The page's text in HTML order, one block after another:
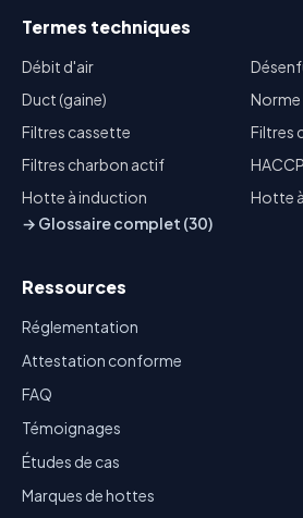
Termes techniques
Débit d'air
Duct (gaine)
Norme
Filtres cassette
Filtres
Filtres charbon actif
HACCP
Hotte à induction
Hotte
→ Glossaire complet (30)
Ressources
Réglementation
Attestation conforme
FAQ
Témoignages
Études de cas
Marques de hottes